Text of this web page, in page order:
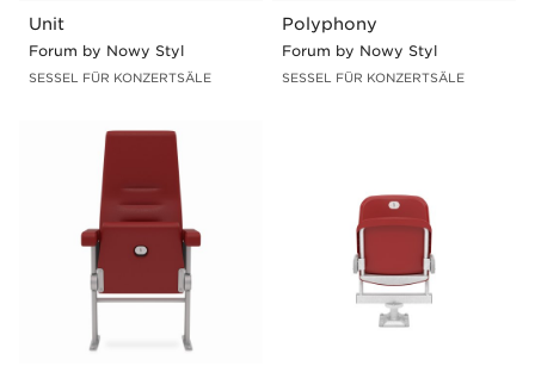
Unit
Forum by Nowy Styl
SESSEL FÜR KONZERTSÄLE
Polyphony
Forum by Nowy Styl
SESSEL FÜR KONZERTSÄLE